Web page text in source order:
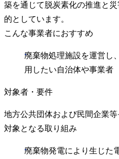
築を通じて脱炭素化の推進と
的としています。
こんな事業者におすすめ
廃棄物処理施設を運営し
用したい自治体や事業者
対象者・要件
地方公共団体および民間企業等
対象となる取り組み
廃棄物発電により生じた